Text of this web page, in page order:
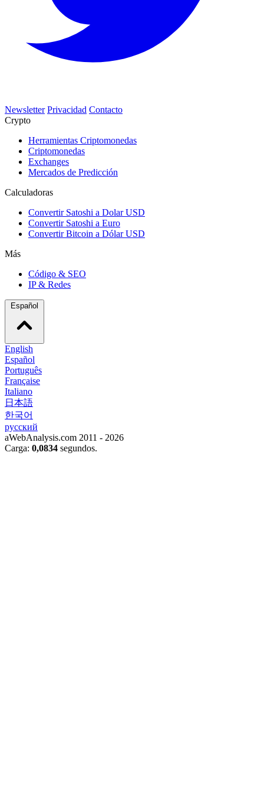
Newsletter Privacidad Contacto
Crypto
Herramientas Criptomonedas
Criptomonedas
Exchanges
Mercados de Predicción
Calculadoras
Convertir Satoshi a Dolar USD
Convertir Satoshi a Euro
Convertir Bitcoin a Dólar USD
Más
Código & SEO
IP & Redes
English
Español
Português
Française
Italiano
日本語
한국어
русский
aWebAnalysis.com 2011 - 2026
Carga: 0,0834 segundos.